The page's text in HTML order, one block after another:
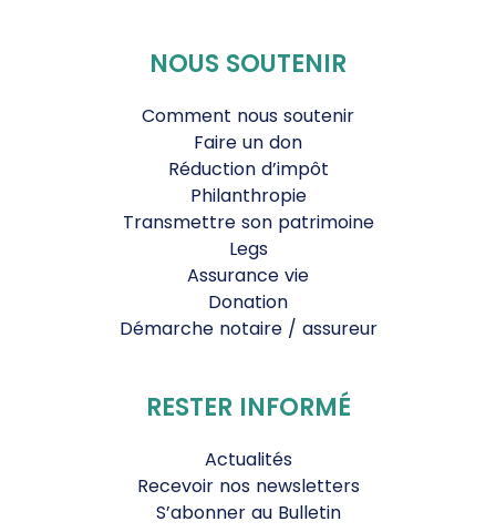
NOUS SOUTENIR
Comment nous soutenir
Faire un don
Réduction d’impôt
Philanthropie
Transmettre son patrimoine
Legs
Assurance vie
Donation
Démarche notaire / assureur
RESTER INFORMÉ
Actualités
Recevoir nos newsletters
S’abonner au Bulletin